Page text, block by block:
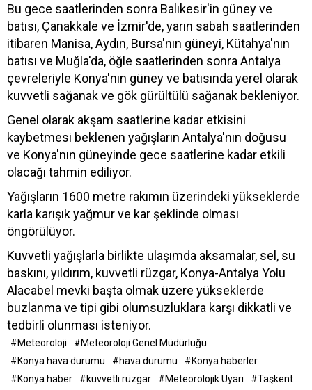
Bu gece saatlerinden sonra Balıkesir'in güney ve
batısı, Çanakkale ve İzmir'de, yarın sabah saatlerinden
itibaren Manisa, Aydın, Bursa'nın güneyi, Kütahya'nın
batısı ve Muğla'da, öğle saatlerinden sonra Antalya
çevreleriyle Konya'nın güney ve batısında yerel olarak
kuvvetli sağanak ve gök gürültülü sağanak bekleniyor.
Genel olarak akşam saatlerine kadar etkisini
kaybetmesi beklenen yağışların Antalya'nın doğusu
ve Konya'nın güneyinde gece saatlerine kadar etkili
olacağı tahmin ediliyor.
Yağışların 1600 metre rakımın üzerindeki yükseklerde
karla karışık yağmur ve kar şeklinde olması
öngörülüyor.
Kuvvetli yağışlarla birlikte ulaşımda aksamalar, sel, su
baskını, yıldırım, kuvvetli rüzgar, Konya-Antalya Yolu
Alacabel mevki başta olmak üzere yükseklerde
buzlanma ve tipi gibi olumsuzluklara karşı dikkatli ve
tedbirli olunması isteniyor.
#Meteoroloji
#Meteoroloji Genel Müdürlüğü
#Konya hava durumu
#hava durumu
#Konya haberler
#Konya haber
#kuvvetli rüzgar #Meteorolojik Uyarı
#Taşkent